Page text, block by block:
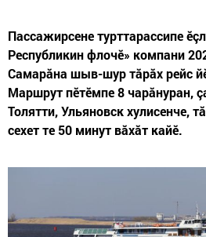
Пассажирсене турттарассипе
Республикин флочӗ» компани
Самарăна шыв-шур тăрăх рейс
Маршрут пӗтӗмпе 8 чарăнуран,
Толятти, Ульяновск хулисенче,
сехет те 50 минут вăхăт кайӗ.